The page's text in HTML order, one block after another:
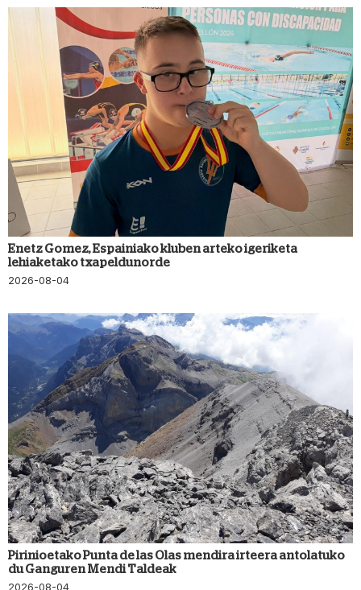
Enetz Gomez, Espainiako kluben arteko igeriketa
lehiaketako txapeldunorde
2026-08-04
Pirinioetako Punta de las Olas mendira irteera antolatuko
du Ganguren Mendi Taldeak
2026-08-04